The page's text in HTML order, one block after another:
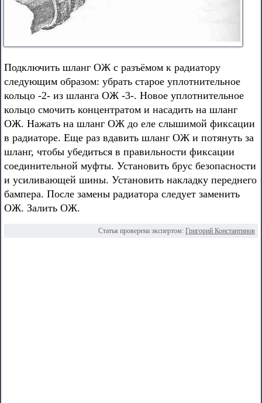
Подключить шланг ОЖ с разъёмом к радиатору
следующим образом: убрать старое уплотнительное
кольцо -2- из шланга ОЖ -3-. Новое уплотнительное
кольцо смочить концентратом и насадить на шланг
ОЖ. Нажать на шланг ОЖ до еле слышимой фиксации
в радиаторе. Еще раз вдавить шланг ОЖ и потянуть за
шланг, чтобы убедиться в правильности фиксации
соединительной муфты. Установить брус безопасности
и усиливающей шины. Установить накладку переднего
бампера. После замены радиатора следует заменить
ОЖ. Залить ОЖ.
Статья проверена экспертом: Григорий Константинов